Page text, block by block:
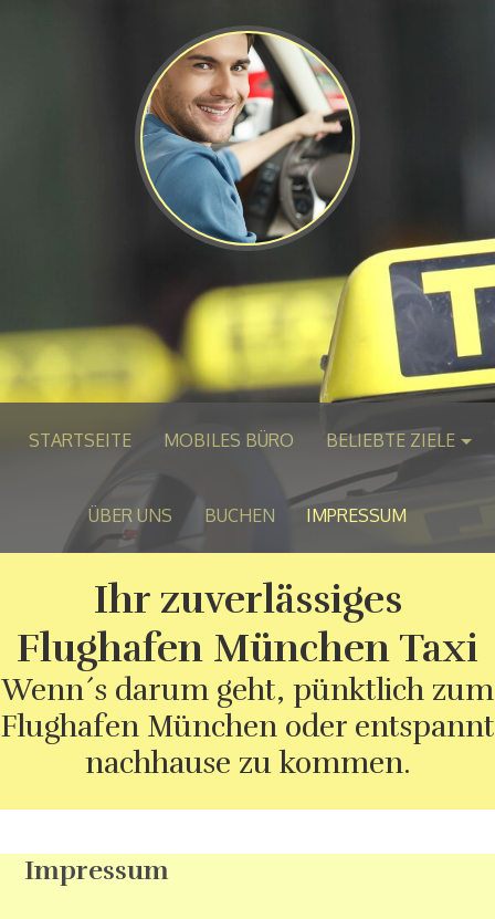
Ihr zuverlässiges
Flughafen München Taxi
Wenn´s darum geht, pünktlich zum
Flughafen München oder entspannt
nachhause zu kommen.
Impressum
STARTSEITE MOBILES BÜRO BELIEBTE ZIELE
ÜBER UNS BUCHEN IMPRESSUM